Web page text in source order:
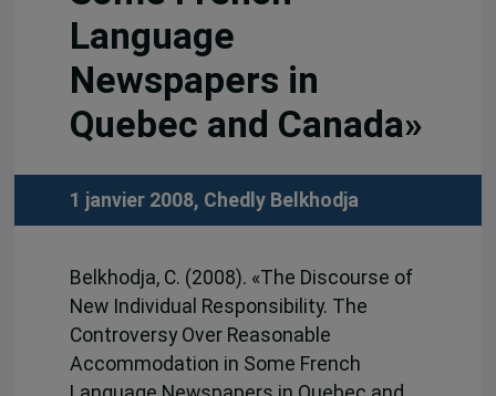
Language
Newspapers in
Quebec and Canada»
1 janvier 2008, Chedly Belkhodja
Belkhodja, C. (2008). «The Discourse of
New Individual Responsibility. The
Controversy Over Reasonable
Accommodation in Some French